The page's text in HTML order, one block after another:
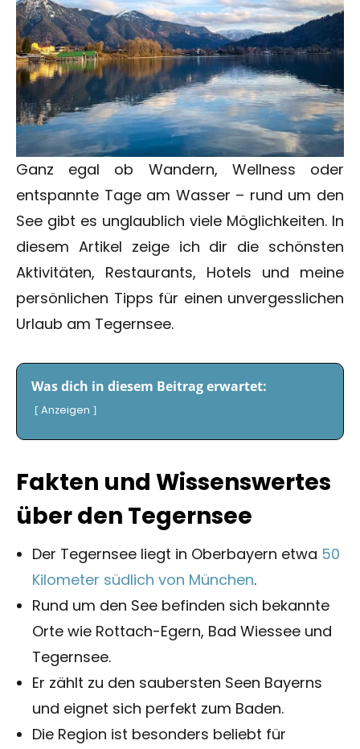
Ganz egal ob Wandern, Wellness oder
entspannte Tage am Wasser – rund um den
See gibt es unglaublich viele Möglichkeiten. In
diesem Artikel zeige ich dir die schönsten
Aktivitäten, Restaurants, Hotels und meine
persönlichen Tipps für einen unvergesslichen
Urlaub am Tegernsee.
Was dich in diesem Beitrag erwartet:
Anzeigen
Fakten und Wissenswertes
über den Tegernsee
Der Tegernsee liegt in Oberbayern etwa 50
Kilometer südlich von München.
Rund um den See befinden sich bekannte
Orte wie Rottach-Egern, Bad Wiessee und
Tegernsee.
Er zählt zu den saubersten Seen Bayerns
und eignet sich perfekt zum Baden.
Die Region ist besonders beliebt für